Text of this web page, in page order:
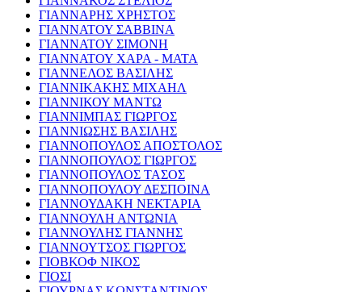
ΓΙΑΝΝΑΡΗΣ ΧΡΗΣΤΟΣ
ΓΙΑΝΝΑΤΟΥ ΣΑΒΒΙΝΑ
ΓΙΑΝΝΑΤΟΥ ΣΙΜΟΝΗ
ΓΙΑΝΝΑΤΟΥ ΧΑΡΑ - ΜΑΤΑ
ΓΙΑΝΝΕΛΟΣ ΒΑΣΙΛΗΣ
ΓΙΑΝΝΙΚΑΚΗΣ ΜΙΧΑΗΛ
ΓΙΑΝΝΙΚΟΥ ΜΑΝΤΩ
ΓΙΑΝΝΙΜΠΑΣ ΓΙΩΡΓΟΣ
ΓΙΑΝΝΙΩΣΗΣ ΒΑΣΙΛΗΣ
ΓΙΑΝΝΟΠΟΥΛΟΣ ΑΠΟΣΤΟΛΟΣ
ΓΙΑΝΝΟΠΟΥΛΟΣ ΓΙΩΡΓΟΣ
ΓΙΑΝΝΟΠΟΥΛΟΣ ΤΑΣΟΣ
ΓΙΑΝΝΟΠΟΥΛΟΥ ΔΕΣΠΟΙΝΑ
ΓΙΑΝΝΟΥΔΑΚΗ ΝΕΚΤΑΡΙΑ
ΓΙΑΝΝΟΥΛΗ ΑΝΤΩΝΙΑ
ΓΙΑΝΝΟΥΛΗΣ ΓΙΑΝΝΗΣ
ΓΙΑΝΝΟΥΤΣΟΣ ΓΙΩΡΓΟΣ
ΓΙΟΒΚΟΦ ΝΙΚΟΣ
ΓΙΟΣΙ